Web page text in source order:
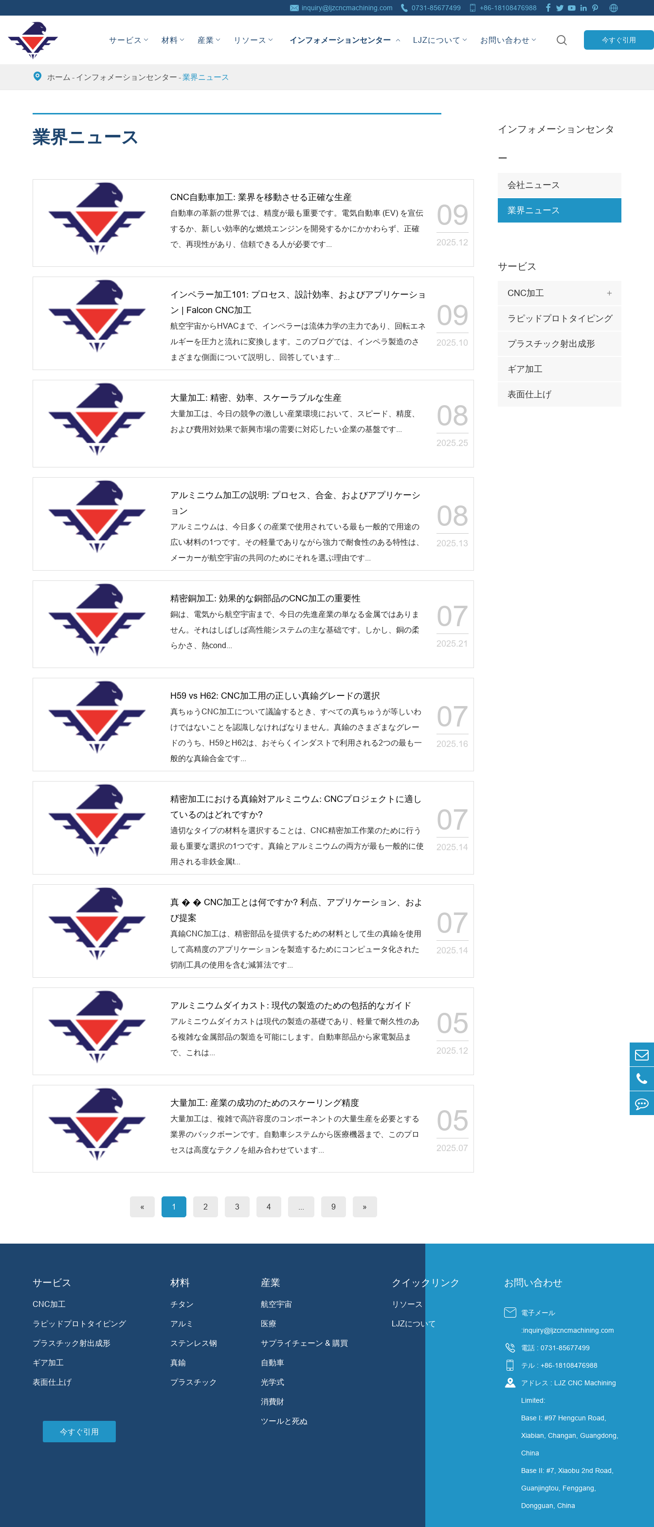
 inquiry@ljzcncmachining.com  0731-85677499  +86-18108476988      
サービス 材料 産業 リソース
LJZについて
お問い合わせ  今すぐ引用
 ホーム インフォメーションセンター 業界ニュース
業界ニュース
CNC自動車加工: 業界を移動させる正確な生産
自動車の革新の世界では、精度が最も重要です。電気自動車 (EV) を宣伝
するか、新しい効率的な燃焼エンジンを開発するかにかかわらず、正確
で、再現性があり、信頼できる人が必要です...
09
2025.12
インペラー加工101: プロセス、設計効率、およびアプリケーショ
ン | Falcon CNC加工
航空宇宙からHVACまで、インペラーは流体力学の主力であり、回転エネ
ルギーを圧力と流れに変換します。このブログでは、インペラ製造のさ
まざまな側面について説明し、回答しています...
09
2025.10
大量加工: 精密、効率、スケーラブルな生産
大量加工は、今日の競争の激しい産業環境において、スピード、精度、
および費用対効果で新興市場の需要に対応したい企業の基盤です...
08
2025.25
アルミニウム加工の説明: プロセス、合金、およびアプリケーシ
ョン
アルミニウムは、今日多くの産業で使用されている最も一般的で用途の
広い材料の1つです。その軽量でありながら強力で耐食性のある特性は、
メーカーが航空宇宙の共同のためにそれを選ぶ理由です...
08
2025.13
精密銅加工: 効果的な銅部品のCNC加工の重要性
銅は、電気から航空宇宙まで、今日の先進産業の単なる金属ではありま
せん。それはしばしば高性能システムの主な基础です。しかし、銅の柔
らかさ、熱cond...
07
2025.21
H59 vs H62: CNC加工用の正しい真鍮グレードの選択
真ちゅうCNC加工について議論するとき、すべての真ちゅうが等しいわ
けではないことを認識しなければなりません。真鍮のさまざまなグレー
ドのうち、H59とH62は、おそらくインダストで利用される2つの最も一
般的な真鍮合金です...
07
2025.16
精密加工における真鍮対アルミニウム: CNCプロジェクトに適し
ているのはどれですか?
適切なタイプの材料を選択することは、CNC精密加工作業のために行う
最も重要な選択の1つです。真鍮とアルミニウムの両方が最も一般的に使
用される非鉄金属t...
07
2025.14
真 � � CNC加工とは何ですか? 利点、アプリケーション、およ
び提案
真鍮CNC加工は、精密部品を提供するための材料として生の真鍮を使用
して高精度のアプリケーションを製造するためにコンピュータ化された
切削工具の使用を含む減算法です...
07
2025.14
アルミニウムダイカスト: 現代の製造のための包括的なガイド
アルミニウムダイカストは現代の製造の基礎であり、軽量で耐久性のあ
る複雑な金属部品の製造を可能にします。自動車部品から家電製品ま
で、これは...
05
2025.12
大量加工: 産業の成功のためのスケーリング精度
大量加工は、複雑で高許容度のコンポーネントの大量生産を必要とする
業界のバックボーンです。自動車システムから医療機器まで、このプロ
セスは高度なテクノを組み合わせています...
05
2025.07
« 1 2 3 4 9 »
インフォメーションセンタ
ー
会社ニュース
業界ニュース
サービス
CNC加工 
ラピッドプロトタイピング
プラスチック射出成形
ギア加工
表面仕上げ
サービス
CNC加工
ラピッドプロトタイピング
プラスチック射出成形
ギア加工
表面仕上げ
今すぐ引用
材料
チタン
アルミ
ステンレス钢
真鍮
プラスチック
産業
航空宇宙
医療
サプライチェーン & 購買
自動車
光学式
消費財
ツールと死ぬ
クイックリンク
リソース
LJZについて
お問い合わせ
 電子メール
:inquiry@ljzcncmachining.com
 電話 : 0731-85677499
 テル : +86-18108476988
 アドレス : LJZ CNC Machining
Limited:
Base I: #97 Hengcun Road,
Xiabian, Changan, Guangdong,
China
Base II: #7, Xiaobu 2nd Road,
Guanjingtou, Fenggang,
Dongguan, China